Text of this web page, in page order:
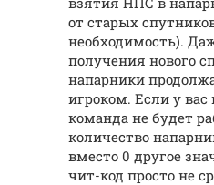
от старых
необходимость).
получения нового
напарники
игроком. Если у вас
команда не будет
количество
вместо 0 другое
чит-код просто не